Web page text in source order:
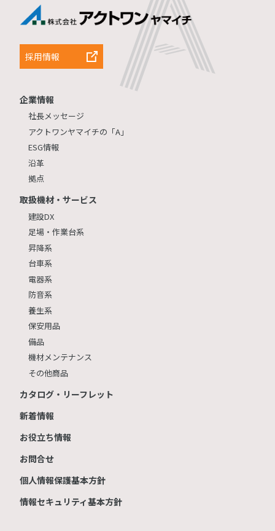
採用情報
企業情報
社長メッセージ
アクトワンヤマイチの「A」
ESG情報
沿革
拠点
取扱機材・サービス
建設DX
足場・作業台系
昇降系
台車系
電器系
防音系
養生系
保安用品
備品
機材メンテナンス
その他商品
カタログ・リーフレット
新着情報
お役立ち情報
お問合せ
個人情報保護基本方針
情報セキュリティ基本方針